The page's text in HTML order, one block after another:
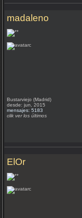
madaleno
Bustarviejo (Madrid)
desde: jun, 2015
mensajes: 5183
clik ver los últimos
ElOr